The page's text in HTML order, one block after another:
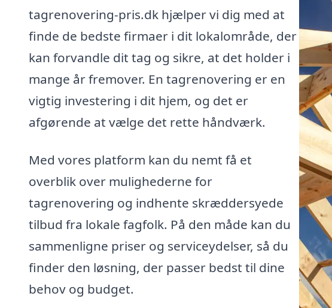
tagrenovering-pris.dk hjælper vi dig med at
finde de bedste firmaer i dit lokalområde, der
kan forvandle dit tag og sikre, at det holder i
mange år fremover. En tagrenovering er en
vigtig investering i dit hjem, og det er
afgørende at vælge det rette håndværk.
Med vores platform kan du nemt få et
overblik over mulighederne for
tagrenovering og indhente skræddersyede
tilbud fra lokale fagfolk. På den måde kan du
sammenligne priser og serviceydelser, så du
finder den løsning, der passer bedst til dine
behov og budget.